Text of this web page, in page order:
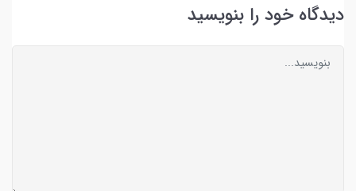
دیدگاه خود را بنویسید